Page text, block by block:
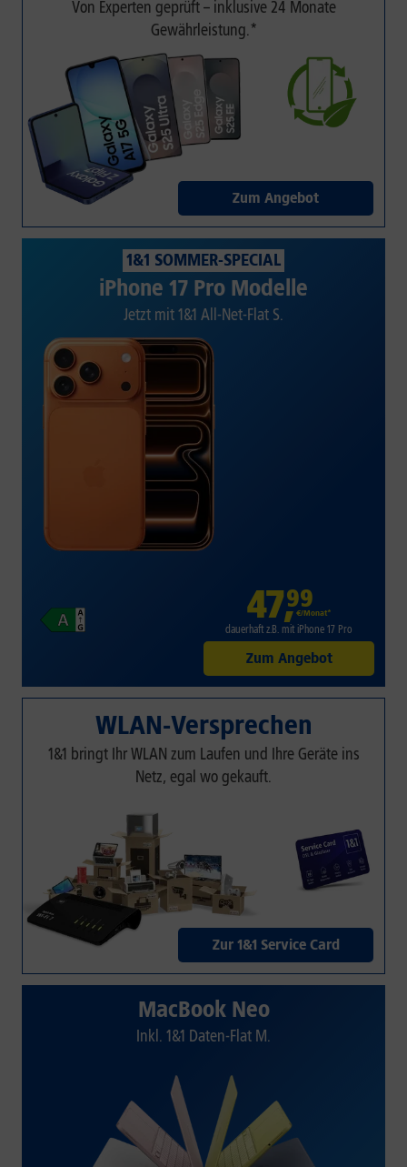
Von Experten geprüft – inklusive 24 Monate
Gewährleistung.*
Zum Angebot
1&1 SOMMER-SPECIAL
iPhone 17 Pro Modelle
Jetzt mit 1&1 All-Net-Flat S.
47,99
€/Monat*
dauerhaft z.B. mit iPhone 17 Pro
Zum Angebot
WLAN-Versprechen
1&1 bringt Ihr WLAN zum Laufen und Ihre Geräte ins
Netz, egal wo gekauft.
Zur 1&1 Service Card
MacBook Neo
Inkl. 1&1 Daten-Flat M.